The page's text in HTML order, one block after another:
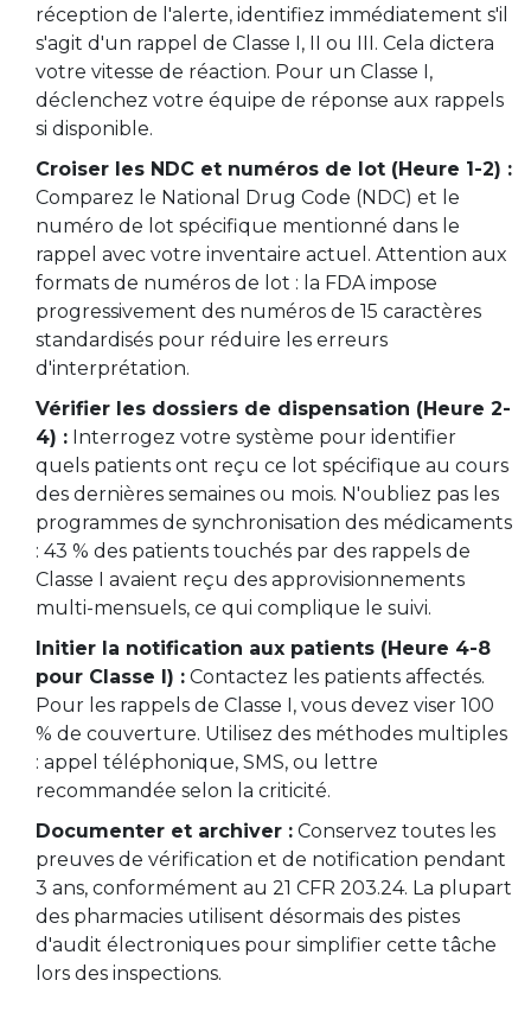
réception de l'alerte, identifiez immédiatement s'il
s'agit d'un rappel de Classe I, II ou III. Cela dictera
votre vitesse de réaction. Pour un Classe I,
déclenchez votre équipe de réponse aux rappels
si disponible.
Croiser les NDC et numéros de lot (Heure 1-2) :
Comparez le National Drug Code (NDC) et le
numéro de lot spécifique mentionné dans le
rappel avec votre inventaire actuel. Attention aux
formats de numéros de lot : la FDA impose
progressivement des numéros de 15 caractères
standardisés pour réduire les erreurs
d'interprétation.
Vérifier les dossiers de dispensation (Heure 2-
4) : Interrogez votre système pour identifier
quels patients ont reçu ce lot spécifique au cours
des dernières semaines ou mois. N'oubliez pas les
programmes de synchronisation des médicaments
: 43 % des patients touchés par des rappels de
Classe I avaient reçu des approvisionnements
multi-mensuels, ce qui complique le suivi.
Initier la notification aux patients (Heure 4-8
pour Classe I) : Contactez les patients affectés.
Pour les rappels de Classe I, vous devez viser 100
% de couverture. Utilisez des méthodes multiples
: appel téléphonique, SMS, ou lettre
recommandée selon la criticité.
Documenter et archiver : Conservez toutes les
preuves de vérification et de notification pendant
3 ans, conformément au 21 CFR 203.24. La plupart
des pharmacies utilisent désormais des pistes
d'audit électroniques pour simplifier cette tâche
lors des inspections.